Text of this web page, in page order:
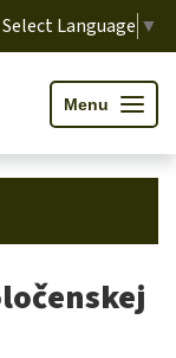
Select Language ▼
o
g
l
i
o
n
Menu